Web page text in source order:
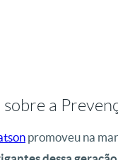
a
promoveu na